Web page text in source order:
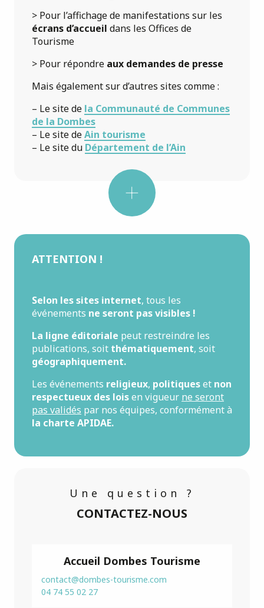
> Pour l’affichage de manifestations sur les
écrans d’accueil dans les Offices de
Tourisme
> Pour répondre aux demandes de presse
Mais également sur d’autres sites comme :
– Le site de la Communauté de Communes
de la Dombes
– Le site deAin tourisme
– Le site du Département de l’Ain
Pour l’ajout de photos :
droits et autorisations
APIDAE
nom
légende.
ATTENTION !
Selon les sites internet, tous les
événements ne seront pas visibles !
La ligne éditoriale peut restreindre les
publications, soit thématiquement, soit
géographiquement.
Les événements religieux, politiqueset non
respectueux des loisen vigueur ne seront
pas validés par nos équipes, conformément à
la charte APIDAE.
Une question ?
CONTACTEZ-NOUS
Accueil Dombes Tourisme
contact@dombes-tourisme.com
04 74 55 02 27